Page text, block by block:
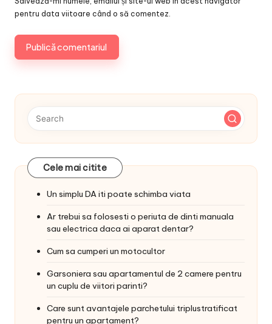
pentru data viitoare când o să comentez.
Cele mai citite
Un simplu DA iti poate schimba viata
Ar trebui sa folosesti o periuta de dinti manuala
sau electrica daca ai aparat dentar?
Cum sa cumperi un motocultor
Garsoniera sau apartamentul de 2 camere pentru
un cuplu de viitori parinti?
Care sunt avantajele parchetului triplustratificat
pentru un apartament?